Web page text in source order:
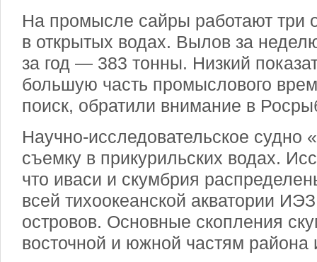
На промысле сайры работают три
в открытых водах. Вылов за
за год — 383 тонны. Низкий
большую часть промыслового
поиск, обратили внимание в
Научно-исследовательское
съемку в прикурильских водах.
что иваси и скумбрия
всей тихоокеанской акватории
островов. Основные скопления
восточной и южной частям района